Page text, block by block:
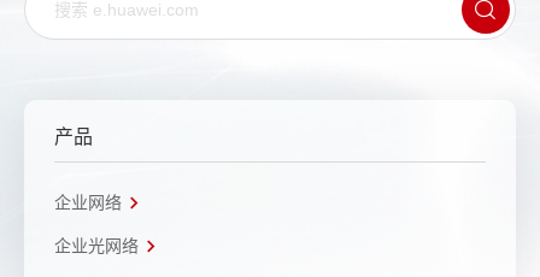
产品
企业网络
企业光网络